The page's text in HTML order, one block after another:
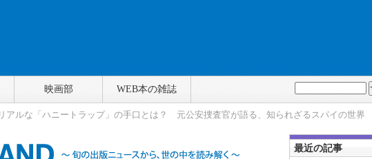
映画部 WEB本の雑誌
アルな「ハニートラップ」の手口とは？ 元公安捜査官が語る、知られざるスパイの世界
最近の記事